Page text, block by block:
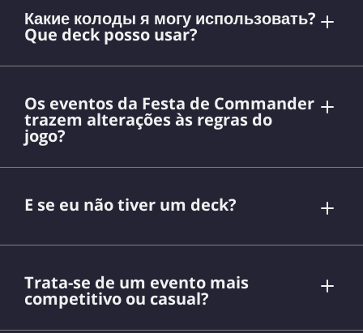
Какие колоды я могу использовать?
Que deck posso usar?
página do formato
Os eventos da Festa de Commander
trazem alterações às regras do
jogo?
E se eu não tiver um deck?
Trata-se de um evento mais
competitivo ou casual?